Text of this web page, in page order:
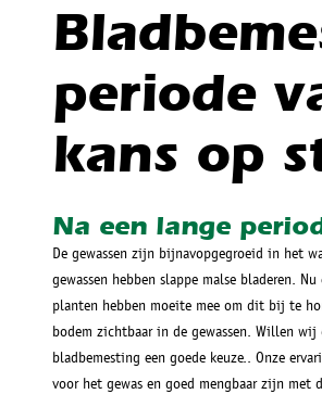
periode
kans op
Na een lange
De gewassen zijn bijnavopgegroeid in het
gewassen hebben slappe malse bladeren.
planten hebben moeite mee om dit bij te
bodem zichtbaar in de gewassen. Willen
bladbemesting een goede keuze.. Onze
voor het gewas en goed mengbaar zijn met